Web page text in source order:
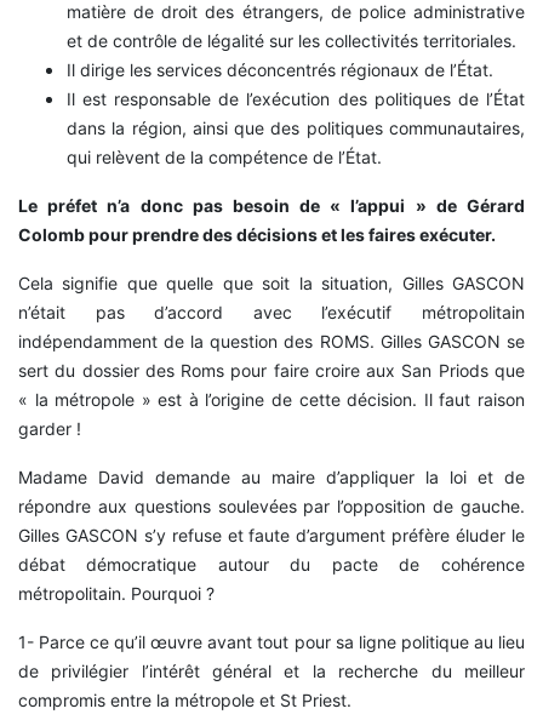
matière de droit des étrangers, de police administrative
et de contrôle de légalité sur les collectivités territoriales.
Il dirige les services déconcentrés régionaux de l’État.
Il est responsable de l’exécution des politiques de l’État
dans la région, ainsi que des politiques communautaires,
qui relèvent de la compétence de l’État.
Le préfet n’a donc pas besoin de « l’appui » de Gérard
Colomb pour prendre des décisions et les faires exécuter.
Cela signifie que quelle que soit la situation, Gilles GASCON
n’était pas d’accord avec l’exécutif métropolitain
indépendamment de la question des ROMS. Gilles GASCON se
sert du dossier des Roms pour faire croire aux San Priods que
« la métropole » est à l’origine de cette décision. Il faut raison
garder !
Madame David demande au maire d’appliquer la loi et de
répondre aux questions soulevées par l’opposition de gauche.
Gilles GASCON s’y refuse et faute d’argument préfère éluder le
débat démocratique autour du pacte de cohérence
métropolitain. Pourquoi ?
1- Parce ce qu’il œuvre avant tout pour sa ligne politique au lieu
de privilégier l’intérêt général et la recherche du meilleur
compromis entre la métropole et St Priest.